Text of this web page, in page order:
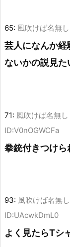
65: 風吹けば名無し
芸人になんか経
ないかの説見た
71: 風吹けば名無し
ID:V0nOGWCFa
拳銃付きつけ
93: 風吹けば名無し
ID:UAcwkDmL0
よく見たらTシ